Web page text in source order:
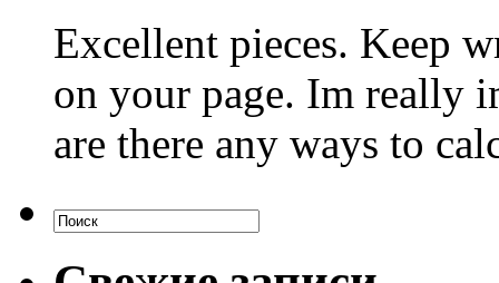
Excellent pieces. Keep
on your page. Im really
are there any ways to